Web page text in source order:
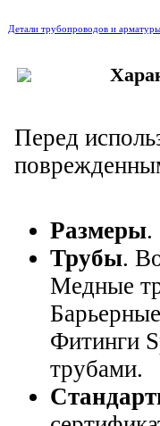
Детали трубопроводов и
Перед
Размеры.
Трубы.
Медные
Фитинги
трубами.